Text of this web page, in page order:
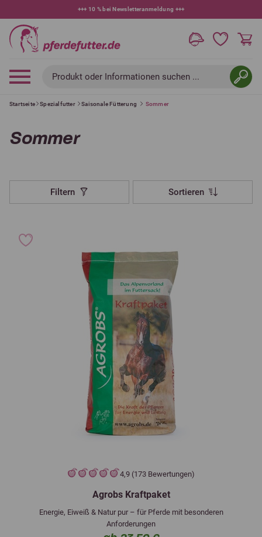
+++ 10 % bei Newsletteranmeldung +++
Produkt oder Informationen suchen ...
Startseite Spezialfutter Saisonale Fütterung Sommer
Sommer
Filtern Sortieren
4,9 (173 Bewertungen)
Agrobs Kraftpaket
Energie, Eiweiß & Natur pur – für Pferde mit besonderen
Anforderungen